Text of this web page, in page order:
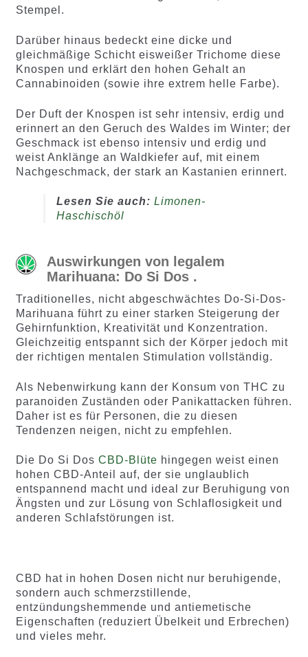
Stempel.
Darüber hinaus bedeckt eine dicke und
gleichmäßige Schicht eisweißer Trichome diese
Knospen und erklärt den hohen Gehalt an
Cannabinoiden (sowie ihre extrem helle Farbe).
Der Duft der Knospen ist sehr intensiv, erdig und
erinnert an den Geruch des Waldes im Winter; der
Geschmack ist ebenso intensiv und erdig und
weist Anklänge an Waldkiefer auf, mit einem
Nachgeschmack, der stark an Kastanien erinnert.
Lesen Sie auch: Limonen-
Haschischöl
Auswirkungen von legalem
Marihuana: Do Si Dos.
Traditionelles, nicht abgeschwächtes Do-Si-Dos-
Marihuana führt zu einer starken Steigerung der
Gehirnfunktion, Kreativität und Konzentration.
Gleichzeitig entspannt sich der Körper jedoch mit
der richtigen mentalen Stimulation vollständig.
Als Nebenwirkung kann der Konsum von THC zu
paranoiden Zuständen oder Panikattacken führen.
Daher ist es für Personen, die zu diesen
Tendenzen neigen, nicht zu empfehlen.
Die Do Si Dos CBD-Blüte hingegen weist einen
hohen CBD-Anteil auf, der sie unglaublich
entspannend macht und ideal zur Beruhigung von
Ängsten und zur Lösung von Schlaflosigkeit und
anderen Schlafstörungen ist.
CBD hat in hohen Dosen nicht nur beruhigende,
sondern auch schmerzstillende,
entzündungshemmende und antiemetische
Eigenschaften (reduziert Übelkeit und Erbrechen)
und vieles mehr.